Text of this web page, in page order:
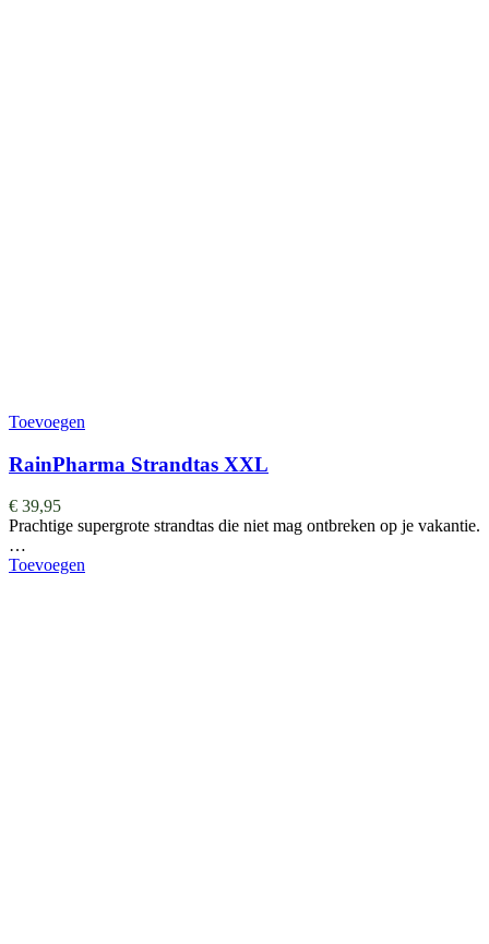
Toevoegen
RainPharma Strandtas XXL
€ 39,95
Prachtige supergrote strandtas die niet mag ontbreken op je vakantie.
…
Toevoegen